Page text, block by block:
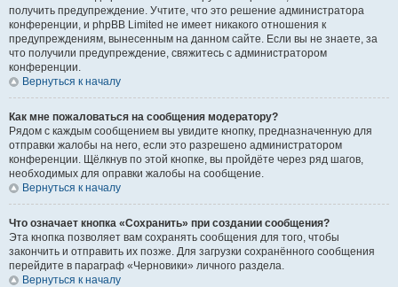
получить предупреждение. Учтите, что это решение администратора
конференции, и phpBB Limited не имеет никакого отношения к
предупреждениям, вынесенным на данном сайте. Если вы не знаете, за
что получили предупреждение, свяжитесь с администратором
конференции.
Вернуться к началу
Как мне пожаловаться на сообщения модератору?
Рядом с каждым сообщением вы увидите кнопку, предназначенную для
отправки жалобы на него, если это разрешено администратором
конференции. Щёлкнув по этой кнопке, вы пройдёте через ряд шагов,
необходимых для оправки жалобы на сообщение.
Вернуться к началу
Что означает кнопка «Сохранить» при создании сообщения?
Эта кнопка позволяет вам сохранять сообщения для того, чтобы
закончить и отправить их позже. Для загрузки сохранённого сообщения
перейдите в параграф «Черновики» личного раздела.
Вернуться к началу